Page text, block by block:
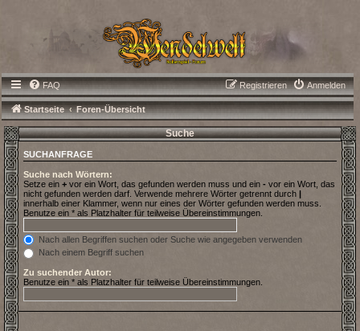
FAQ Anmelden
Registrieren
Startseite Foren-Übersicht
Suche
SUCHANFRAGE
Suche nach Wörtern:
Setze ein + vor ein Wort, das gefunden werden muss und ein - vor ein Wort, das
nicht gefunden werden darf. Verwende mehrere Wörter getrennt durch |
innerhalb einer Klammer, wenn nur eines der Wörter gefunden werden muss.
Benutze ein * als Platzhalter für teilweise Übereinstimmungen.
Nach allen Begriffen suchen oder Suche wie angegeben verwenden
Nach einem Begriff suchen
Zu suchender Autor:
Benutze ein * als Platzhalter für teilweise Übereinstimmungen.